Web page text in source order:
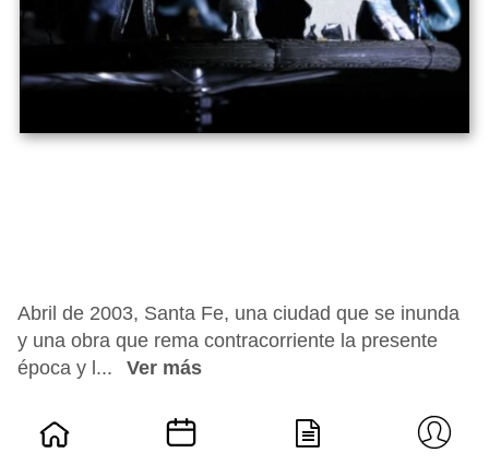
Abril de 2003, Santa Fe, una ciudad que se inunda
y una obra que rema contracorriente la presente
época y l...
Ver más